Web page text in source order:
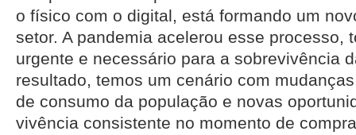
o físico com o digital, está formando um
setor. A pandemia acelerou esse processo,
urgente e necessário para a sobrevivência
resultado, temos um cenário com
de consumo da população e novas
vivência consistente no momento de